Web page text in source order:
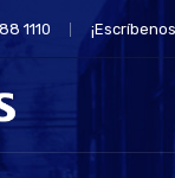
1110